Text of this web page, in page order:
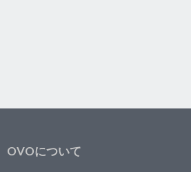
OVOについて